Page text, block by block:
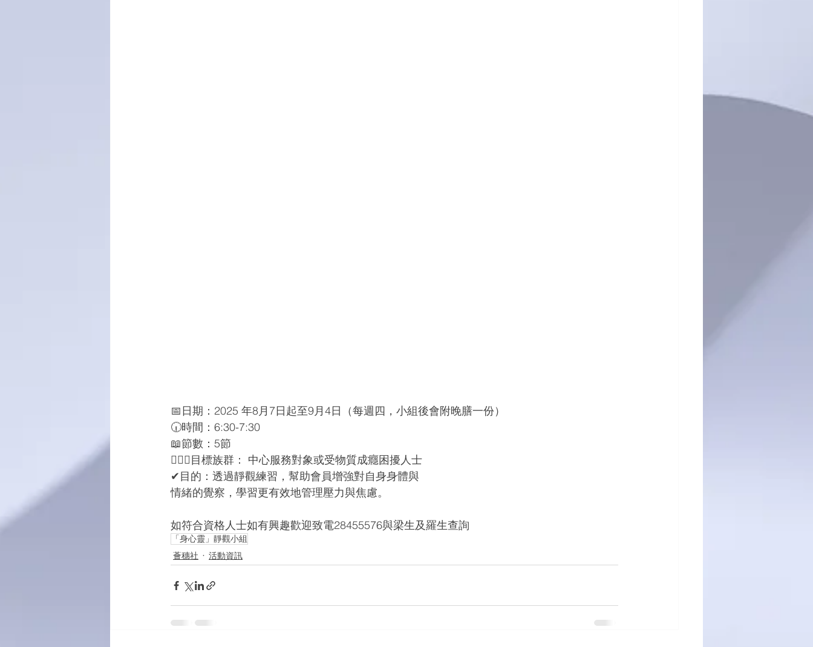
📅日期：2025 年8⽉7⽇起至9月4日（每週四，小組後會附晚膳一份）
🕡時間：6:30-7:30
📖節數：5節
🙋🏻‍♂️⽬標族群： 中心服務對象或受物質成癮困擾人士
✔︎目的：透過靜觀練習，幫助會員增強對自身身體與
情緒的覺察，學習更有效地管理壓力與焦慮。
如符合資格人士如有興趣歡迎致電28455576與梁生及羅生查詢
「身心靈」靜觀小組
薈穗社
活動資訊